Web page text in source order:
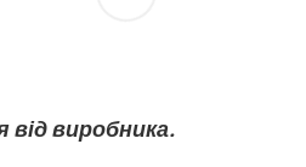
від виробника.